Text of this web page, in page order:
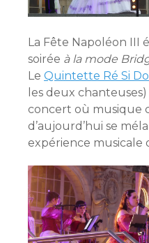
La Fête Napoléon III
soirée à la mode
Le Quintette Ré Si
les deux
concert où musique
d’aujourd’hui se
expérience musicale